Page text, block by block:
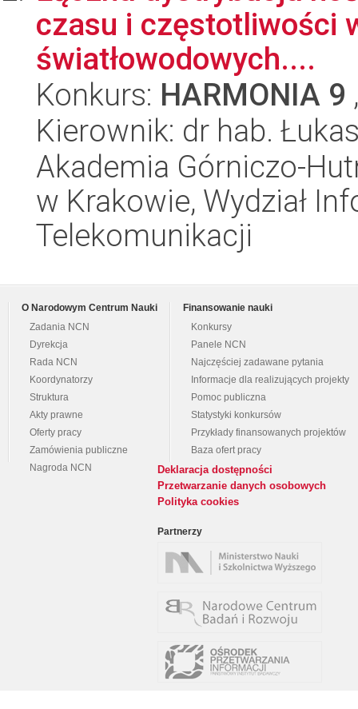
czasu i częstotliwości
światłowodowych....
Konkurs: HARMONIA 9
Kierownik: dr hab.
Akademia Górniczo-
w Krakowie, Wydział
Telekomunikacji
O Narodowym Centrum Nauki
Zadania NCN
Dyrekcja
Rada NCN
Koordynatorzy
Struktura
Akty prawne
Oferty pracy
Zamówienia publiczne
Nagroda NCN
Finansowanie nauki
Konkursy
Panele NCN
Najczęściej zadawane pytania
Informacje dla realizujących projekty
Pomoc publiczna
Statystyki konkursów
Przykłady finansowanych projektów
Baza ofert pracy
Deklaracja dostępności
Przetwarzanie danych osobowych
Polityka cookies
Partnerzy